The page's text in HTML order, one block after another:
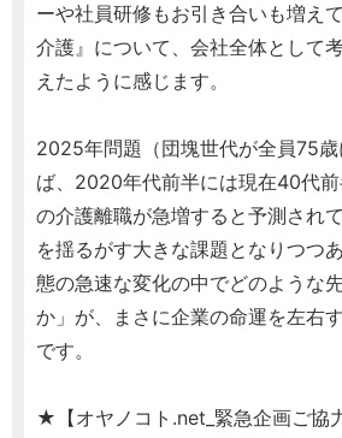
ーや社員研修もお引き合いも増え
介護』について、会社全体として
えたように感じます。
2025年問題（団塊世代が全員75
ば、2020年代前半には現在40代
の介護離職が急増すると予測され
を揺るがす大きな課題となりつつ
態の急速な変化の中でどのような
か」が、まさに企業の命運を左右
です。
★【オヤノコト.net_緊急企画ご協